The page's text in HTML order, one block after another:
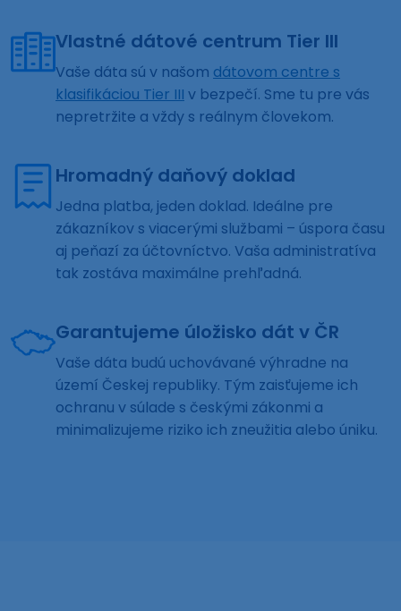
Vlastné dátové centrum Tier III
Vaše dáta sú v našom dátovom centre s
klasifikáciou Tier III v bezpečí. Sme tu pre vás
nepretržite a vždy s reálnym človekom.
Hromadný daňový doklad
Jedna platba, jeden doklad. Ideálne pre
zákazníkov s viacerými službami – úspora času
aj peňazí za účtovníctvo. Vaša administratíva
tak zostáva maximálne prehľadná.
Garantujeme úložisko dát v ČR
Vaše dáta budú uchovávané výhradne na
území Českej republiky. Tým zaisťujeme ich
ochranu v súlade s českými zákonmi a
minimalizujeme riziko ich zneužitia alebo úniku.